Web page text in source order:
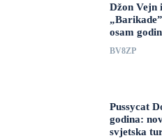
Džon Vejn
osam
BV8ZP
Pussycat
godina:
svjetska